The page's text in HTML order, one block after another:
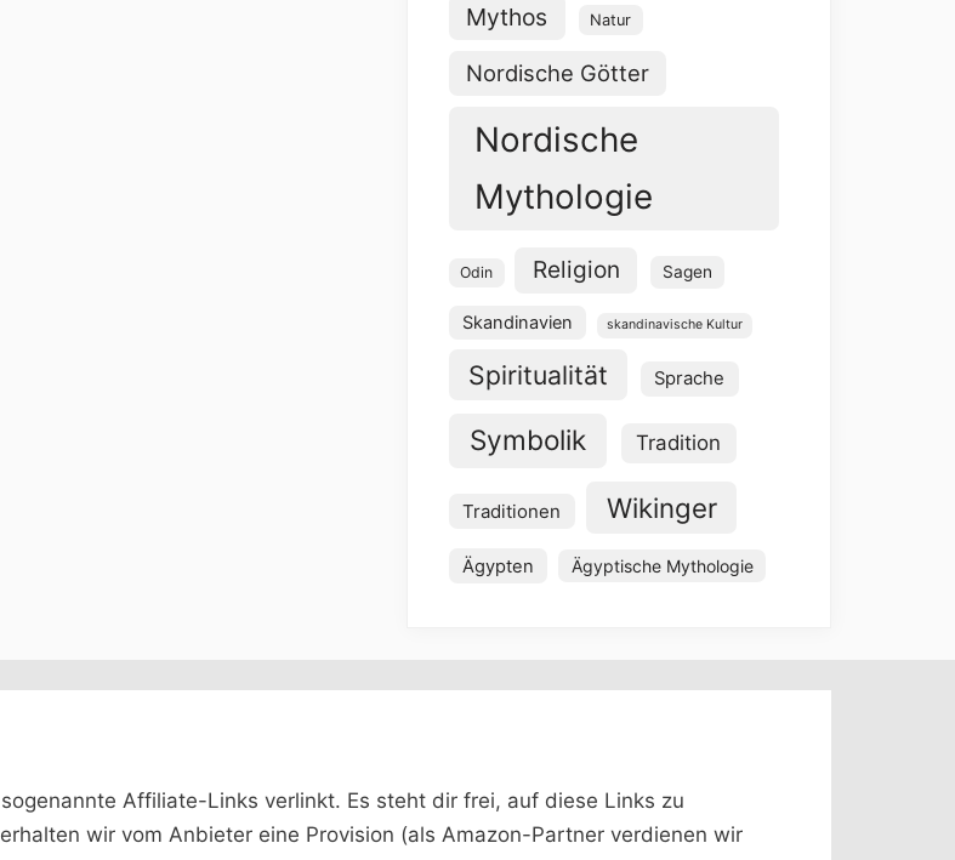
Mythos Natur
Nordische Götter
Nordische
Mythologie
Odin Religion Sagen
Skandinavien skandinavische Kultur
Spiritualität Sprache
Symbolik Tradition
Traditionen Wikinger
Ägypten Ägyptische Mythologie
Affiliate-Links verlinkt. Es steht dir frei, auf diese Links zu
wir vom Anbieter eine Provision (als Amazon-Partner verdienen wir